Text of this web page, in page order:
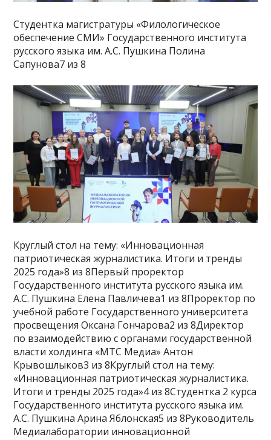
Студентка магистратуры «Филологическое
обеспечение СМИ» Государственного института
русского языка им. А.С. Пушкина Полина
Сапунова7 из 8
Круглый стол на тему: «Инновационная
патриотическая журналистика. Итоги и тренды
2025 года»8 из 8Первый проректор
Государственного института русского языка им.
А.С. Пушкина Елена Павличева1 из 8Проректор по
учебной работе Государственного университета
просвещения Оксана Гончарова2 из 8Директор
по взаимодействию с органами государственной
власти холдинга «МТС Медиа» Антон
Крывошлыков3 из 8Круглый стол на тему:
«Инновационная патриотическая журналистика.
Итоги и тренды 2025 года»4 из 8Студентка 2 курса
Государственного института русского языка им.
А.С. Пушкина Арина Яблонская5 из 8Руководитель
Медиалаборатории инновационной